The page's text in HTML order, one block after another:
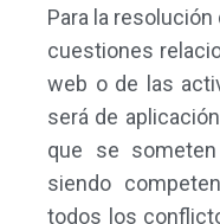
Para la
cuestiones
web o de las
será de
que se
siendo
todos los